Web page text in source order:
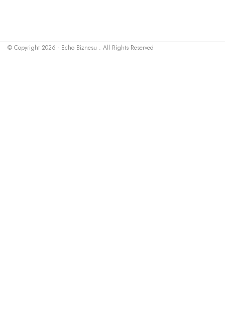
© Copyright 2026 - Echo Biznesu . All Rights Reserved